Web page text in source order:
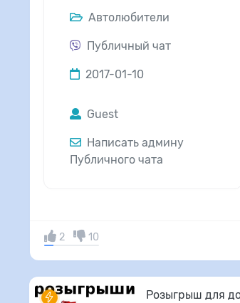
Автолюбители
Публичный чат
2017-01-10
Guest
Написать админу
Публичного чата
2 10
Розыгрыш для